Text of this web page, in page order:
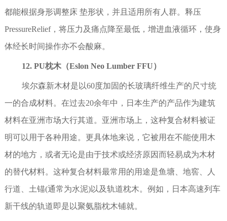
都能根据身形调整床 垫形状，并且适用所有人群。释压
PressureRelief，将压力及痛点降至最低，增进血液循环，使身
体经长时间操作亦不会酸麻。
12. PU枕木（Eslon Neo Lumber FFU）
埃尔森新木材是以60度加固的长玻璃纤维生产的尺寸统
一的合成材料。在过去20余年中，日本生产的产品作为建筑
材料在亚洲市场大行其道。亚洲市场上，这种复合材料被证
明可以用于各种用途。更具体地来说，它被用在不能使用木
材的地方，或者无论是由于技术或经济原因而轻易成为木材
的替代材料。这种复合材料最常用的用途是鱼塘、地窖、人
行道、土锚(通常为水泥)以及轨道枕木。例如，日本高速列车
新干线的轨道即是以聚氨脂枕木铺就。